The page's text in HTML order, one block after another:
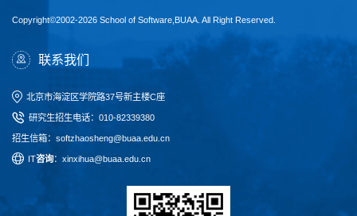
Copyright©2002-2026 School of Software,BUAA. All Right Reserved.
联系我们
北京市海淀区学院路37号新主楼C座
研究生招生电话： 010-82339380
招生信箱：softzhaosheng@buaa.edu.cn
T咨询：xinxihua@buaa.edu.cn